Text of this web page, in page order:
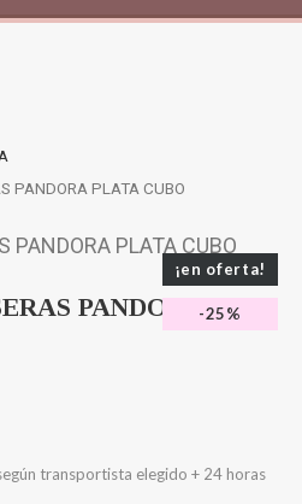
PANDORA PLATA CUBO
¡en oferta!
-25%
PANDORA
transportista elegido + 24 horas